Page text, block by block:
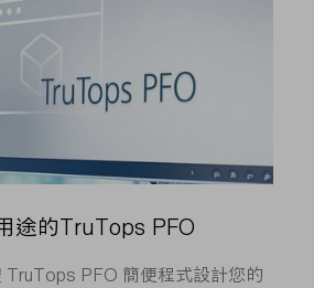
途的TruTops PFO
TruTops PFO 簡便程式設計您的